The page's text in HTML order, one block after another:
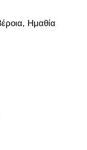
Ημαθία